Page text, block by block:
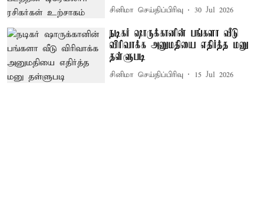
சினிமா செய்திப்பிரிவு 30 Jul 2026
நடிகர் ஷாருக்கானின் பங்களா வீடு
விரிவாக்க அனுமதியை எதிர்த்த மனு
தள்ளுபடி
சினிமா செய்திப்பிரிவு 15 Jul 2026